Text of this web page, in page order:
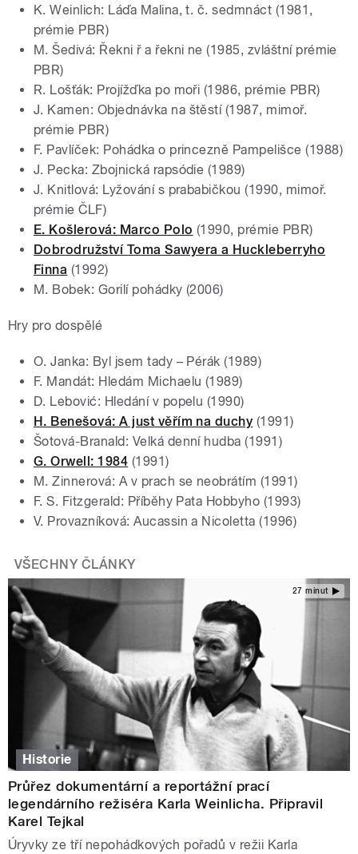
K. Weinlich: Láďa Malina, t. č. sedmnáct (1981,
prémie PBR)
M. Šedivá: Řekni ř a řekni ne (1985, zvláštní prémie
PBR)
R. Lošťák: Projížďka po moři (1986, prémie PBR)
J. Kamen: Objednávka na štěstí (1987, mimoř.
prémie PBR)
F. Pavlíček: Pohádka o princezně Pampelišce (1988)
J. Pecka: Zbojnická rapsódie (1989)
J. Knitlová: Lyžování s prababičkou (1990, mimoř.
prémie ČLF)
E. Košlerová: Marco Polo (1990, prémie PBR)
Dobrodružství Toma Sawyera a Huckleberryho
Finna (1992)
M. Bobek: Gorilí pohádky (2006)
Hry pro dospělé
O. Janka: Byl jsem tady – Pérák (1989)
F. Mandát: Hledám Michaelu (1989)
D. Lebović: Hledání v popelu (1990)
H. Benešová: A just věřím na duchy (1991)
Šotová-Branald: Velká denní hudba (1991)
G. Orwell: 1984 (1991)
M. Zinnerová: A v prach se neobrátím (1991)
F. S. Fitzgerald: Příběhy Pata Hobbyho (1993)
V. Provazníková: Aucassin a Nicoletta (1996)
VŠECHNY ČLÁNKY
27 minut
Historie
Průřez dokumentární a reportážní prací
legendárního režiséra Karla Weinlicha. Připravil
Karel Tejkal
Úryvky ze tří nepohádkových pořadů v režii Karla